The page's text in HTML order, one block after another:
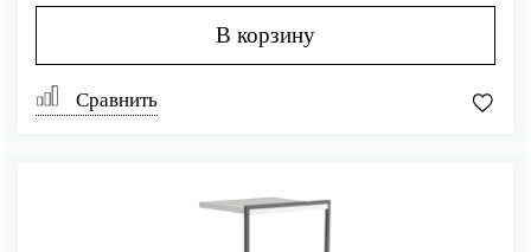
В корзину
Сравнить